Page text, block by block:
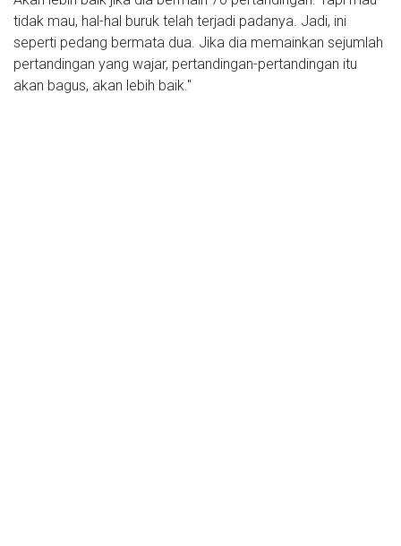
tidak mau, hal-hal buruk telah terjadi padanya. Jadi, ini
seperti pedang bermata dua. Jika dia memainkan sejumlah
pertandingan yang wajar, pertandingan-pertandingan itu
akan bagus, akan lebih baik."